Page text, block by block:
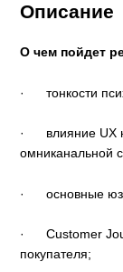
Описание
О чем пойдет
· тонкости
· влияние UX
омниканальной
· основные
· Сustomer
покупателя;